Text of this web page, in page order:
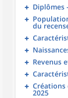
Diplômes
du
Revenus
Créations
2025